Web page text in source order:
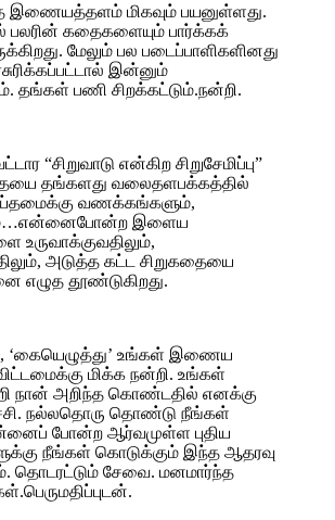
இணையத்தளம் மிகவும் பயனுள்ளது.
பலரின் கதைகளையும் பார்க்கக்
மேலும் பல படைப்பாளிகளினது
இன்னும்
தங்கள் பணி சிறக்கட்டும்.நன்றி.
“சிறுவாடு என்கிற சிறுசேமிப்பு”
தங்களது வலைதளபக்கத்தில்
வணக்கங்களும்,
இளைய
உருவாக்குவதிலும்,
அடுத்த கட்ட சிறுகதையை
எழுத தூண்டுகிறது.
‘கையெழுத்து’ உங்கள் இணைய
மிக்க நன்றி. உங்கள்
நான் அறிந்த கொண்டதில் எனக்கு
நல்லதொரு தொண்டு நீங்கள்
போன்ற ஆர்வமுள்ள புதிய
நீங்கள் கொடுக்கும் இந்த ஆதரவு
தொடரட்டும் சேவை. மனமார்ந்த